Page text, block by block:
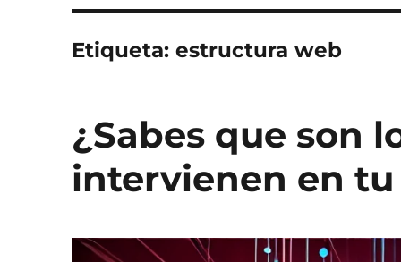
Etiqueta:estructura web
¿Sabes que son
intervienen en